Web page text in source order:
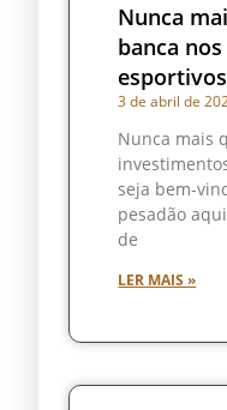
Nunca
banca
esportivos
3 de abril de
Nunca mais
seja bem-
pesadão
de
LER MAIS »